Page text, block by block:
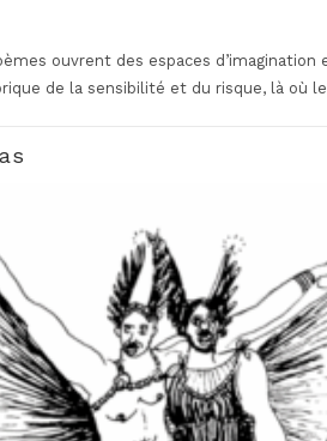
ouvrent des espaces
de la sensibilité et du risque, là où